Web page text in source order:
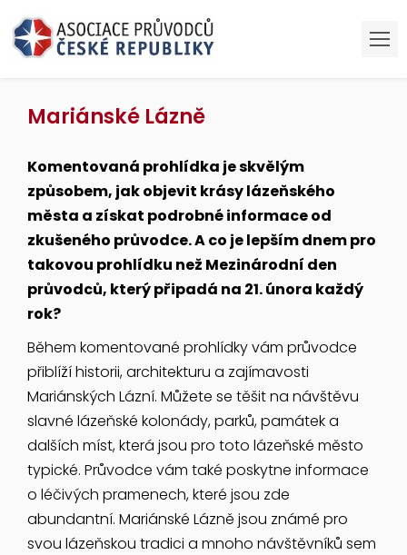
Mariánské Lázně
Komentovaná prohlídka je skvělým
způsobem, jak objevit krásy lázeňského
města a získat podrobné informace od
zkušeného průvodce. A co je lepším dnem pro
takovou prohlídku než Mezinárodní den
průvodců, který připadá na 21. února každý
rok?
Během komentované prohlídky vám průvodce
přiblíží historii, architekturu a zajímavosti
Mariánských Lázní. Můžete se těšit na návštěvu
slavné lázeňské kolonády, parků, památek a
dalších míst, která jsou pro toto lázeňské město
typické. Průvodce vám také poskytne informace
o léčivých pramenech, které jsou zde
abundantní. Mariánské Lázně jsou známé pro
svou lázeňskou tradici a mnoho návštěvníků sem